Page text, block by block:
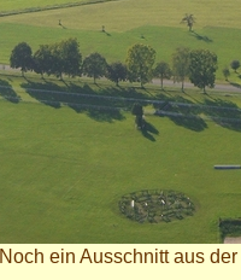
Noch ein Ausschnitt aus